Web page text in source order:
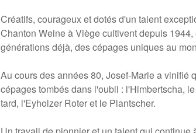
Créatifs, courageux et dotés d'un talent
Chanton Weine à Viège cultivent depuis
générations déjà, des cépages uniques au
Au cours des années 80, Josef-Marie a vinifié
cépages tombés dans l'oubli : l'Himbertscha,
tard, l'Eyholzer Roter et le Plantscher.